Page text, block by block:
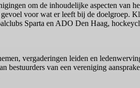
om de inhoudelijke aspecten van
voor wat er leeft bij de doelgroep.
Sparta en ADO Den Haag,
vergaderingen leiden en
bestuurders van een vereniging